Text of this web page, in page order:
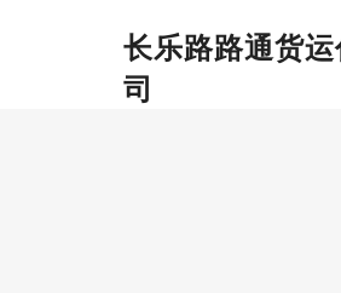
长乐路路通货
司